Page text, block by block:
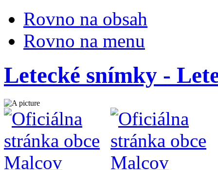
Rovno na obsah
Rovno na menu
Letecké snímky -